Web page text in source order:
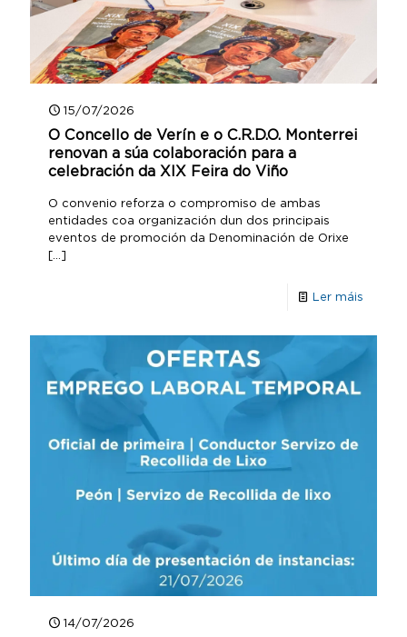
15/07/2026
O Concello de Verín e o C.R.D.O. Monterrei
renovan a súa colaboración para a
celebración da XIX Feira do Viño
O convenio reforza o compromiso de ambas
entidades coa organización dun dos principais
eventos de promoción da Denominación de Orixe
[…]
Ler máis
14/07/2026